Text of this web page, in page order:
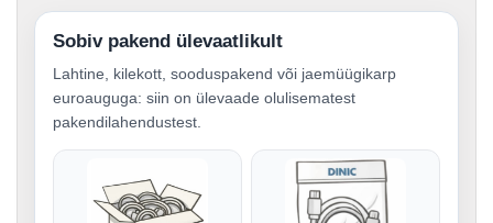
Sobiv pakend ülevaatlikult
Lahtine, kilekott, sooduspakend või jaemüügikarp
euroauguga: siin on ülevaade olulisematest
pakendilahendustest.